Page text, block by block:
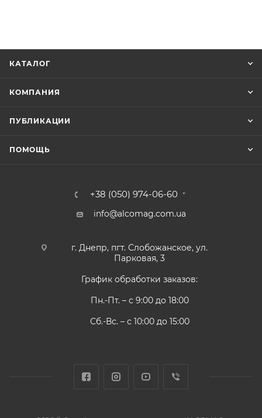
КАТАЛОГ
КОМПАНИЯ
ПУБЛИКАЦИИ
ПОМОЩЬ
+38 (050) 974-06-60
info@alcomag.com.ua
г. Днепр, пгт. Слобожанское, ул.
Парковая, 3
График обработки заказов:
Пн.-Пт. – с 9:00 до 18:00
Сб.-Вс. – с 10:00 до 15:00